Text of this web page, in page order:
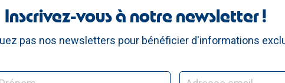
Inscrivez-vous à notre newsletter !
pas nos newsletters pour bénéficier d'informations